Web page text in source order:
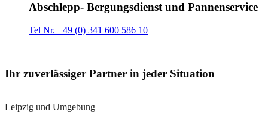
Abschlepp- Bergungsdienst und Pannenservice
Tel Nr. +49 (0) 341 600 586 10
Ihr zuverlässiger Partner in jeder Situation
Leipzig und Umgebung